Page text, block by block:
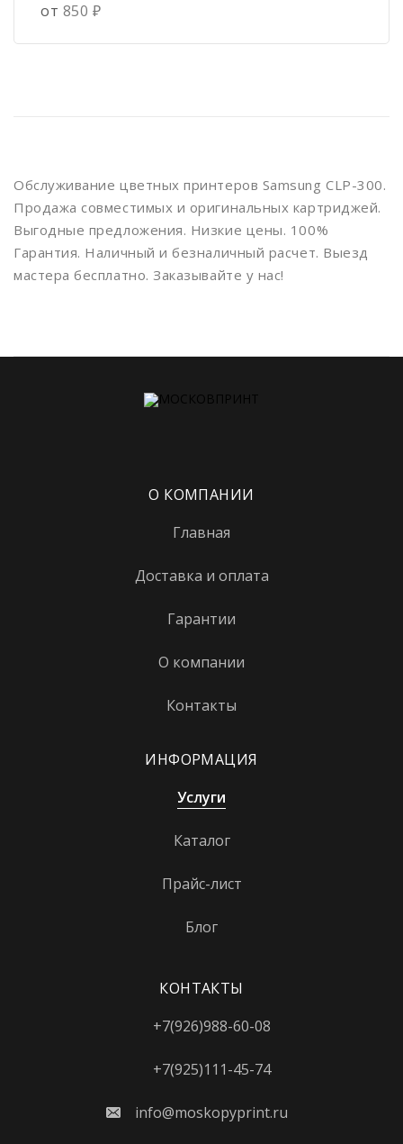
от 850 ₽
Обслуживание цветных принтеров Samsung CLP-300.
Продажа совместимых и оригинальных картриджей.
Выгодные предложения. Низкие цены. 100%
Гарантия. Наличный и безналичный расчет. Выезд
мастера бесплатно. Заказывайте у нас!
О КОМПАНИИ
Главная
Доставка и оплата
Гарантии
О компании
Контакты
ИНФОРМАЦИЯ
Услуги
Каталог
Прайс-лист
Блог
КОНТАКТЫ
+7(926)988-60-08
+7(925)111-45-74
info@moskopyprint.ru